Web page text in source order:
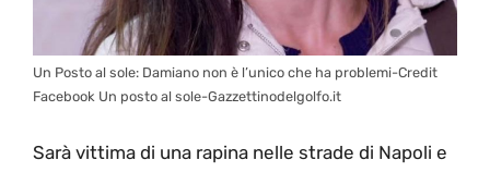
Un Posto al sole: Damiano non è l’unico che ha problemi-Credit
Facebook Un posto al sole-Gazzettinodelgolfo.it
Sarà vittima di una rapina nelle strade di Napoli e